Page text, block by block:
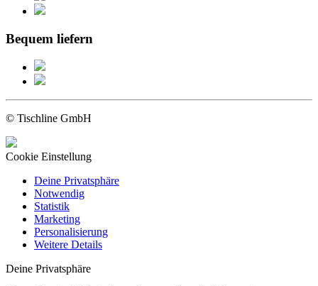
Bequem liefern
© Tischline GmbH
Cookie Einstellung
Deine Privatsphäre
Notwendig
Statistik
Marketing
Personalisierung
Weitere Details
Deine Privatsphäre